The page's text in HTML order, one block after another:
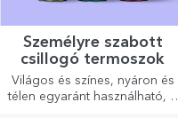
Személyre szabott
csillogó termoszok
Világos és színes, nyáron és
télen egyaránt használható, a